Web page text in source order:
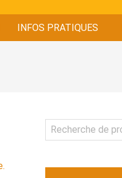
INFOS PRATIQUES
Recherche
pour :